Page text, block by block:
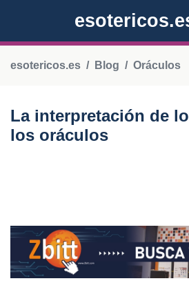
esotericos.es Blog Oráculos
La interpretación de
los oráculos